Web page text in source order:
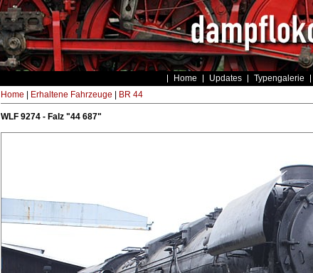
Home Updates Typengalerie
Home Erhaltene Fahrzeuge BR 44
WLF 9274 - Falz "44 687"